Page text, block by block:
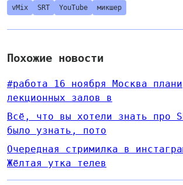
vMix SRT YouTube микшер
Похожие новости
#работа 16 ноября Москва
лекционных залов в
Всё, что вы хотели знать про
было узнать, пото
Очередная стримилка в
Жёлтая утка телев